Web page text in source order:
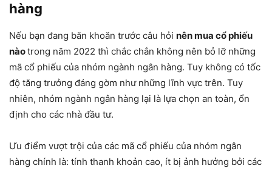
hàng
Nếu bạn đang băn khoăn trước câu hỏi nên mua cổ phiếu
nàotrong năm 2022 thì chắc chắn không nên bỏ lỡ những
mã cổ phiếu của nhóm ngành ngân hàng. Tuy không có tốc
độ tăng trưởng đáng gờm như những lĩnh vực trên. Tuy
nhiên, nhóm ngành ngân hàng lại là lựa chọn an toàn, ổn
định cho các nhà đầu tư.
Ưu điểm vượt trội của các mã cổ phiếu của nhóm ngân
hàng chính là: tính thanh khoản cao, ít bị ảnh hưởng bởi các